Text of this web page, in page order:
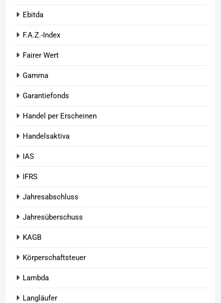
Ebitda
F.A.Z.-Index
Fairer Wert
Gamma
Garantiefonds
Handel per Erscheinen
Handelsaktiva
IAS
IFRS
Jahresabschluss
Jahresüberschuss
KAGB
Körperschaftsteuer
Lambda
Langläufer